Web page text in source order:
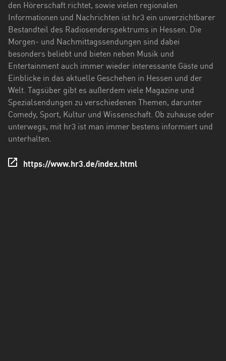
Nordrhein-
Westfalen
Rheinland-
Pfalz
Saarland
Sachsen
Sachsen-
Anhalt
Holstein
den Hörerschaft richtet, sowie vielen regionalen
Informationen und Nachrichten ist hr3 ein unverzichtbarer
Bestandteil des Radiosenderspektrums in Hessen. Die
Morgen- und Nachmittagssendungen sind dabei
besonders beliebt und bieten neben Musik und
Entertainment auch immer wieder interessante Gäste und
Einblicke in das aktuelle Geschehen in Hessen und der
Welt. Tagsüber gibt es außerdem viele Magazine und
Spezialsendungen zu verschiedenen Themen, darunter
Comedy, Sport, Kultur und Wissenschaft. Ob zuhause oder
unterwegs, mit hr3 ist man immer bestens informiert und
unterhalten.
https://www.hr3.de/index.html